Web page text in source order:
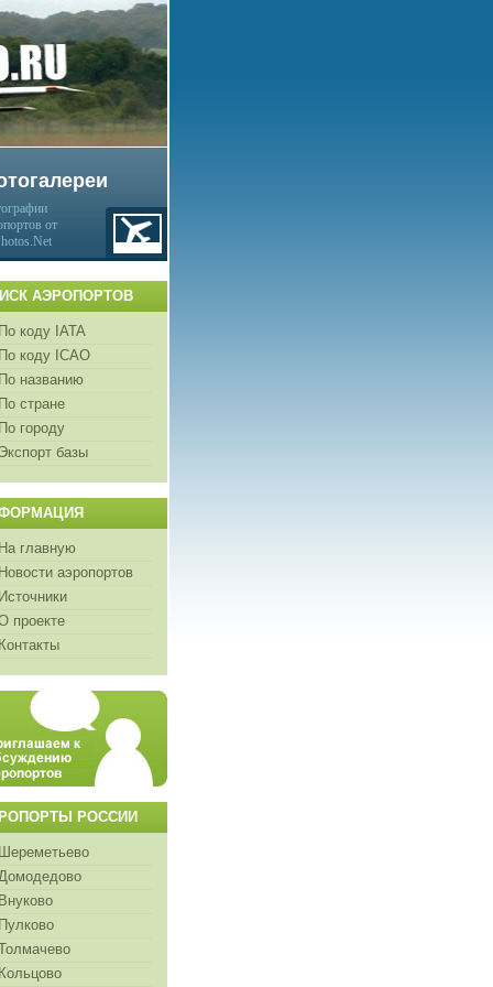
от
АЭРОПОРТОВ
По коду IATA
По коду ICAO
По названию
По стране
По городу
Экспорт базы
На главную
Новости аэропортов
Источники
проекте
Контакты
РОССИИ
Шереметьево
Внуково
Пулково
Кольцово